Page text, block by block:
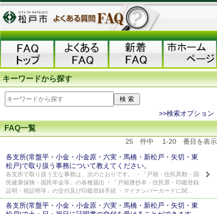
キーワードから探す
>>検索オプション
FAQ一覧
25 件中 1-20 番目を表示
各支所(常盤平・小金・小金原・六実・馬橋・新松戸・矢切・東
松戸)で取り扱う事務について教えてください。
各支所で取り扱う主な事務は、次のとおりです。 ・「戸籍・住民異動・国
民健康保険・国民年金等」の各種届出 ・「戸籍謄抄本・住民票・印鑑登録
証明・税証明等」の交付及び印鑑登録手続 ・マイナンバーカードに関…
各支所(常盤平・小金・小金原・六実・馬橋・新松戸・矢切・東